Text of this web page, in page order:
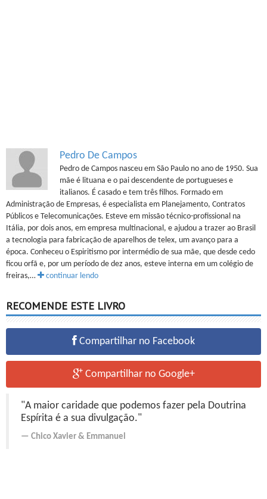
Pedro De Campos
Pedro de Campos nasceu em São Paulo no ano de 1950. Sua
mãe é lituana e o pai descendente de portugueses e
italianos. É casado e tem três filhos. Formado em
Administração de Empresas, é especialista em Planejamento, Contratos
Públicos e Telecomunicações. Esteve em missão técnico-profissional na
Itália, por dois anos, em empresa multinacional, e ajudou a trazer ao Brasil
a tecnologia para fabricação de aparelhos de telex, um avanço para a
época. Conheceu o Espiritismo por intermédio de sua mãe, que desde cedo
ficou orfã e, por um período de dez anos, esteve interna em um colégio de
freiras,…
continuar lendo
RECOMENDE ESTE LIVRO
Compartilhar no Facebook
Compartilhar no Google+
"A maior caridade que podemos fazer pela Doutrina
Espírita é a sua divulgação."
Chico Xavier & Emmanuel